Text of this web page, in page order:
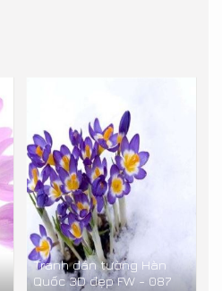
Tranh dán tường Hàn
Quốc 3D đẹp FW - 087